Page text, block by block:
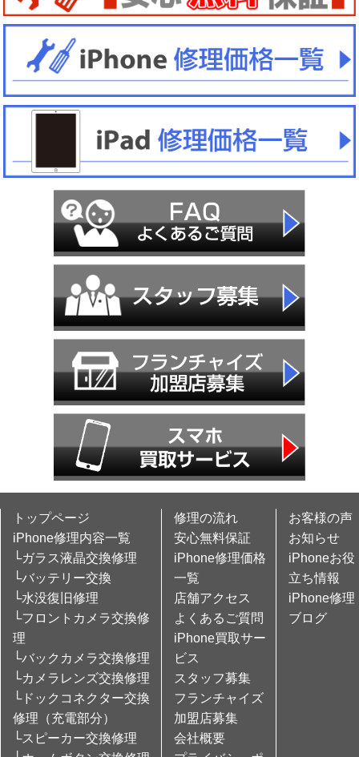
トップページ
iPhone修理内容一覧
└ガラス液晶交換修理
└バッテリー交換
└水没復旧修理
└フロントカメラ交換修
理
└バックカメラ交換修理
└カメラレンズ交換修理
└ドックコネクター交換
修理（充電部分）
└スピーカー交換修理
修理の流れ
安心無料保証
iPhone修理価格
一覧
店舗アクセス
よくあるご質問
iPhone買取サー
ビス
スタッフ募集
フランチャイズ
加盟店募集
会社概要
お客様の声
お知らせ
iPhoneお役
立ち情報
iPhone修理
ブログ